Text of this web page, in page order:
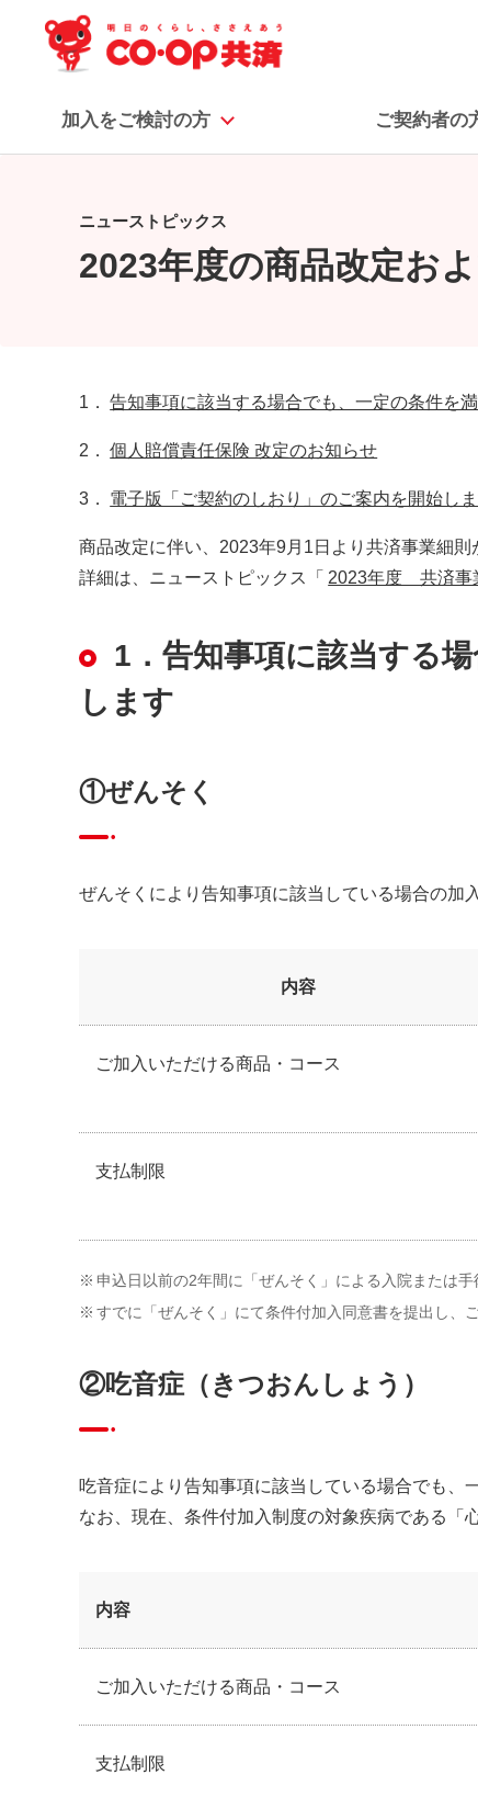
加入をご検討の方 ご契約者の
ニューストピックス
2023年度の商品改定お
1． 告知事項に該当する場合でも、一定の条件を
2． 個人賠償責任保険 改定のお知らせ
3． 電子版「ご契約のしおり」のご案内を開始し
商品改定に伴い、2023年9月1日より共済事業細則
詳細は、ニューストピックス「 2023年度 共済事
1．告知事項に該当する
します
①ぜんそく
ぜんそくにより告知事項に該当している場合の加
内容
ご加入いただける商品・コース
支払制限
※ 申込日以前の2年間に「ぜんそく」による入院または
※ すでに「ぜんそく」にて条件付加入同意書を提出し、
②吃音症（きつおんしょう）
吃音症により告知事項に該当している場合でも、
なお、現在、条件付加入制度の対象疾病である「
内容
ご加入いただける商品・コース
支払制限